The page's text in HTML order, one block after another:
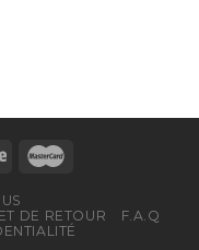
DE RETOUR
F.A.Q